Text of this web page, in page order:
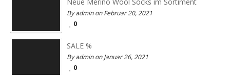
By admin on Februar 20, 2021
0
SALE %
By admin on Januar 26, 2021
0